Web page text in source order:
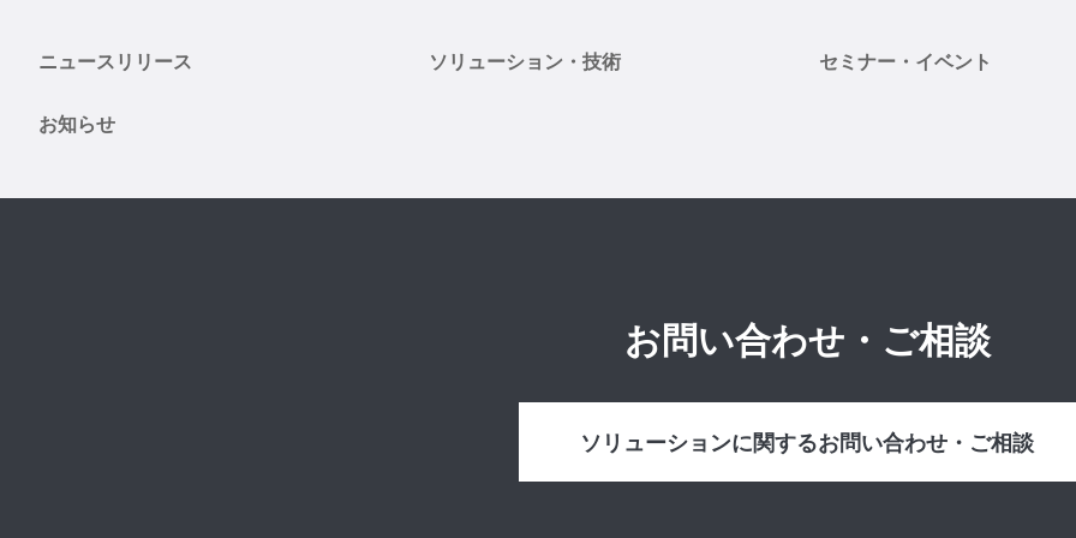
ニュースリリース ソリューション・技術 セミナー・イベント
お知らせ
お問い合わせ・ご相談
ソリューションに関するお問い合わせ・ご相談